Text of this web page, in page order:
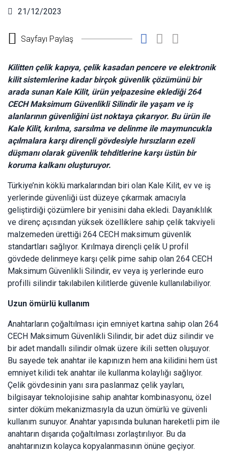
21/12/2023
Sayfayı Paylaş
Kilitten çelik kapıya, çelik kasadan pencere ve elektronik
kilit sistemlerine kadar birçok güvenlik çözümünü bir
arada sunan Kale Kilit, ürün yelpazesine eklediği 264
CECH Maksimum Güvenlikli Silindir ile yaşam ve iş
alanlarının güvenliğini üst noktaya çıkarıyor. Bu ürün ile
Kale Kilit, kırılma, sarsılma ve delinme ile maymuncukla
açılmalara karşı dirençli gövdesiyle hırsızların ezeli
düşmanı olarak güvenlik tehditlerine karşı üstün bir
koruma kalkanı oluşturuyor.
Türkiye’nin köklü markalarından biri olan Kale Kilit, ev ve iş
yerlerinde güvenliği üst düzeye çıkarmak amacıyla
geliştirdiği çözümlere bir yenisini daha ekledi. Dayanıklılık
ve direnç açısından yüksek özelliklere sahip çelik takviyeli
malzemeden ürettiği 264 CECH maksimum güvenlik
standartları sağlıyor. Kırılmaya dirençli çelik U profil
gövdede delinmeye karşı çelik pime sahip olan 264 CECH
Maksimum Güvenlikli Silindir, ev veya iş yerlerinde euro
profilli silindir takılabilen kilitlerde güvenle kullanılabiliyor.
Uzun ömürlü kullanım
Anahtarların çoğaltılması için emniyet kartına sahip olan 264
CECH Maksimum Güvenlikli Silindir, bir adet düz silindir ve
bir adet mandallı silindir olmak üzere ikili setten oluşuyor.
Bu sayede tek anahtar ile kapınızın hem ana kilidini hem üst
emniyet kilidi tek anahtar ile kullanma kolaylığı sağlıyor.
Çelik gövdesinin yanı sıra paslanmaz çelik yayları,
bilgisayar teknolojisine sahip anahtar kombinasyonu, özel
sinter döküm mekanizmasıyla da uzun ömürlü ve güvenli
kullanım sunuyor. Anahtar yapısında bulunan hareketli pim ile
anahtarın dışarıda çoğaltılması zorlaştırılıyor. Bu da
anahtarınızın kolayca kopyalanmasının önüne geçiyor.